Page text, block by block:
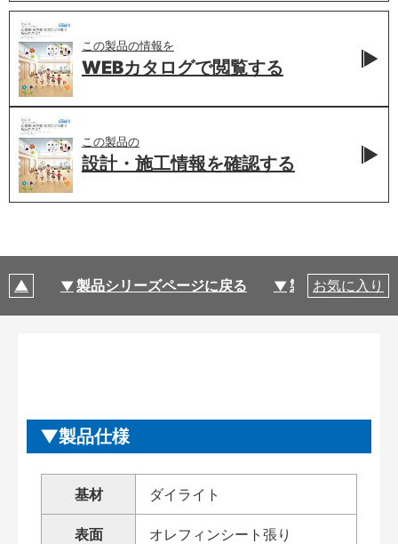
この製品の情報を
WEBカタログで閲覧する
この製品の
設計・施工情報を確認する
製品シリーズページに戻る 製品仕様
お気に入り
製品仕様
基材 ダイライト
表面 オレフィンシート張り